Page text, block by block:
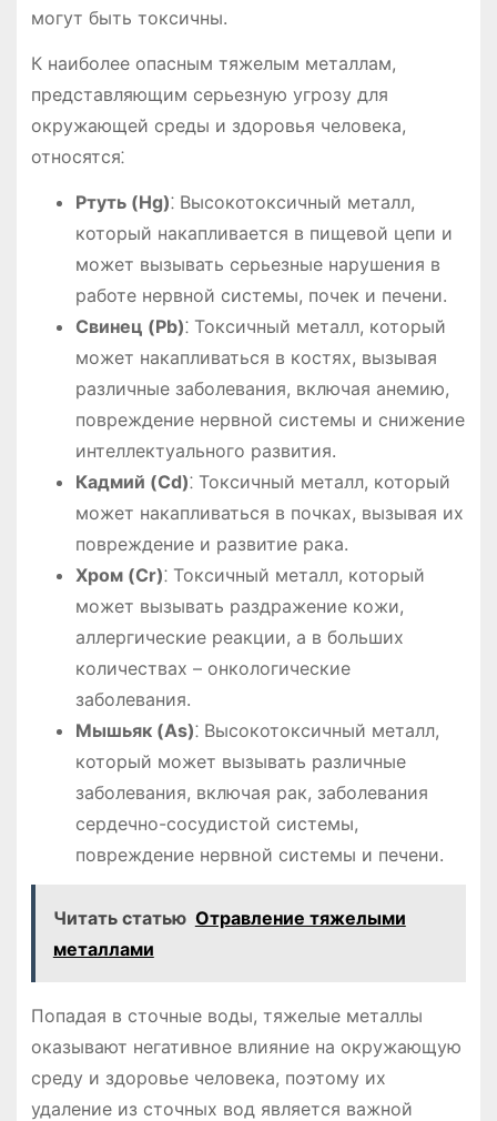
могут быть токсичны.
К наиболее опасным тяжелым металлам,
представляющим серьезную угрозу для
окружающей среды и здоровья человека,
относятся⁚
Ртуть (Hg)⁚ Высокотоксичный металл,
который накапливается в пищевой цепи и
может вызывать серьезные нарушения в
работе нервной системы, почек и печени.
Свинец (Pb)⁚ Токсичный металл, который
может накапливаться в костях, вызывая
различные заболевания, включая анемию,
повреждение нервной системы и снижение
интеллектуального развития.
Кадмий (Cd)⁚ Токсичный металл, который
может накапливаться в почках, вызывая их
повреждение и развитие рака.
Хром (Cr)⁚ Токсичный металл, который
может вызывать раздражение кожи,
аллергические реакции, а в больших
количествах – онкологические
заболевания.
Мышьяк (As)⁚ Высокотоксичный металл,
который может вызывать различные
заболевания, включая рак, заболевания
сердечно-сосудистой системы,
повреждение нервной системы и печени.
Читать статью Отравление тяжелыми
металлами
Попадая в сточные воды, тяжелые металлы
оказывают негативное влияние на окружающую
среду и здоровье человека, поэтому их
удаление из сточных вод является важной